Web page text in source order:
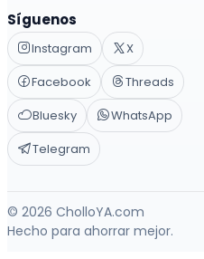
Síguenos
Instagram
X
Facebook
Threads
Bluesky
WhatsApp
Telegram
© 2026 CholloYA.com
Hecho para ahorrar mejor.